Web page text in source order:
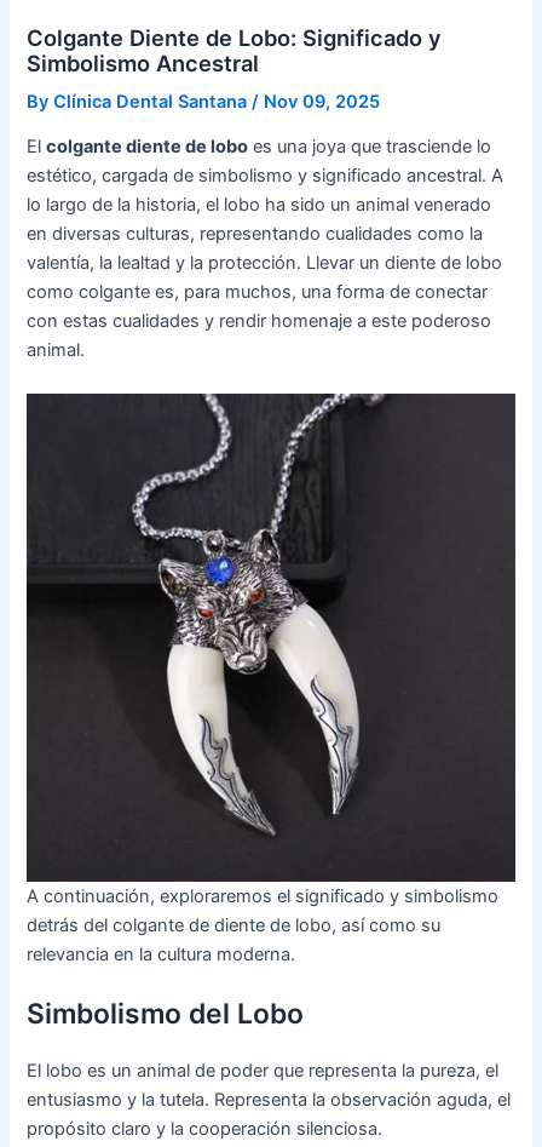
Colgante Diente de Lobo: Significado y
Simbolismo Ancestral
ByClínica Dental Santana / Nov 09, 2025
Elcolgante diente de lobo es una joya que trasciende lo
estético, cargada de simbolismo y significado ancestral. A
lo largo de la historia, el lobo ha sido un animal venerado
en diversas culturas, representando cualidades como la
valentía, la lealtad y la protección. Llevar un diente de lobo
como colgante es, para muchos, una forma de conectar
con estas cualidades y rendir homenaje a este poderoso
animal.
A continuación, exploraremos el significado y simbolismo
detrás del colgante de diente de lobo, así como su
relevancia en la cultura moderna.
Simbolismo del Lobo
El lobo es un animal de poder que representa la pureza, el
entusiasmo y la tutela. Representa la observación aguda, el
propósito claro y la cooperación silenciosa.